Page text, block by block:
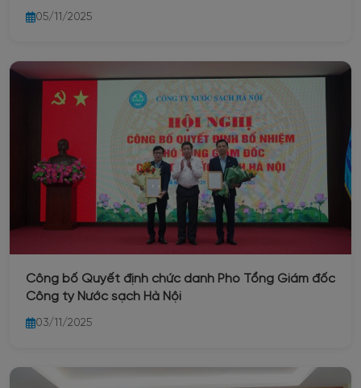
2025
05/11/2025
Công bố Quyết định chức danh Phó Tổng Giám đốc
Công ty Nước sạch Hà Nội
03/11/2025